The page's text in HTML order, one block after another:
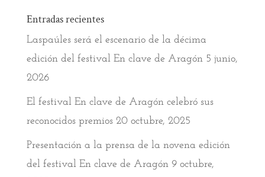
Entradas recientes
Laspaúles será el escenario de la décima
edición del festival En clave de Aragón 5 junio,
2026
El festival En clave de Aragón celebró sus
reconocidos premios 20 octubre, 2025
Presentación a la prensa de la novena edición
del festival En clave de Aragón 9 octubre,